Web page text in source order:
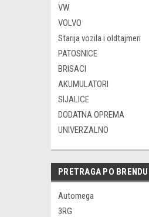
VW
VOLVO
Starija vozila i oldtajmeri
PATOSNICE
BRISACI
AKUMULATORI
SIJALICE
DODATNA OPREMA
UNIVERZALNO
PRETRAGA PO BRENDU
Automega
3RG